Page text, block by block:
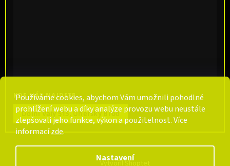
Používáme cookies, abychom Vám umožnili pohodlné
prohlížení webu a díky analýze provozu webu neustále
zlepšovali jeho funkce, výkon a použitelnost. Více
informacízde.
Nastavení
KDE NÁS NAJDETE
Dolní Valy 515, Uherský Brod
Vytvořil Shoptet